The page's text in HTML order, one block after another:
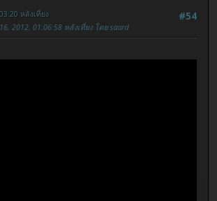
#54
หลังเที่ยง
2012, 01:06:58 หลังเที่ยง โดย saard